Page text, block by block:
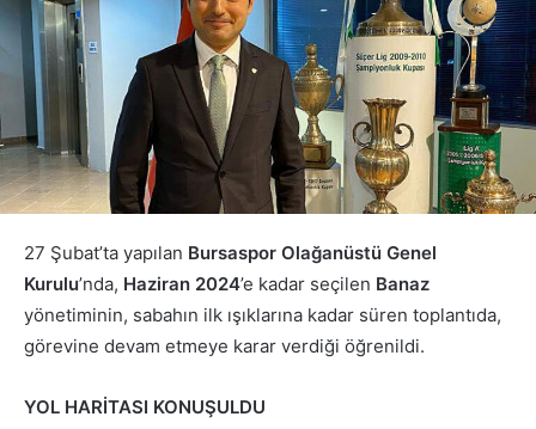
27 Şubat’ta yapılan Bursaspor Olağanüstü Genel
Kurulu’nda, Haziran 2024’e kadar seçilen Banaz
yönetiminin, sabahın ilk ışıklarına kadar süren toplantıda,
görevine devam etmeye karar verdiği öğrenildi.
YOL HARİTASI KONUŞULDU